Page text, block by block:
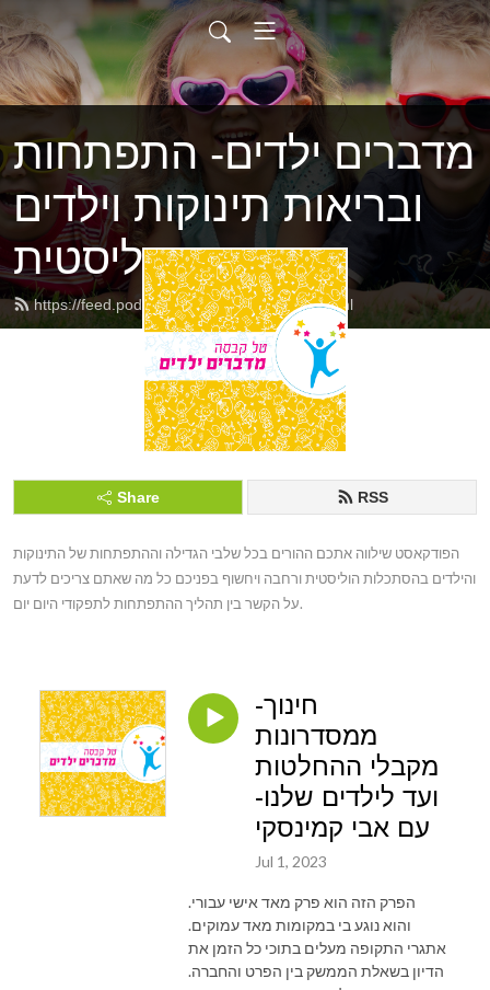
מדברים ילדים- התפתחות
ובריאות תינוקות וילדים
בראייה הוליסטית
https://feed.podbean.com/talkabessa/feed.xml
Share RSS
הפודקאסט שילווה אתכם ההורים בכל שלבי הגדילה וההתפתחות של התינוקות
והילדים בהסתכלות הוליסטית ורחבה ויחשוף בפניכם כל מה שאתם צריכים לדעת
על הקשר בין תהליך ההתפתחות לתפקודי היום יום.
חינוך-
ממסדרונות
מקבלי ההחלטות
ועד לילדים שלנו-
עם אבי קמינסקי
Jul 1, 2023
הפרק הזה הוא פרק מאד אישי עבורי.
והוא נוגע בי במקומות מאד עמוקים.
אתגרי התקופה מעלים בתוכי כל הזמן את
הדיון בשאלת הממשק בין הפרט והחברה.